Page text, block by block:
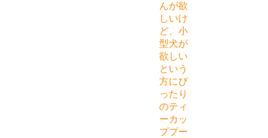
んが欲
しいけ
ど、小
型犬が
欲しい
という
方にぴ
ったり
のティ
ーカッ
ププー